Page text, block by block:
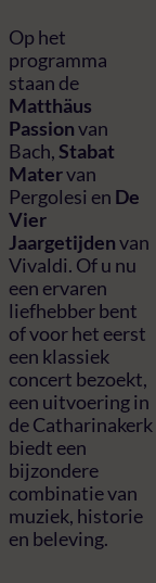
Op het
programma
staan de
Matthäus
Passionvan
Bach,Stabat
Matervan
Pergolesi en De
Vier
Jaargetijdenvan
Vivaldi. Of u nu
een ervaren
liefhebber bent
of voor het eerst
een klassiek
concert bezoekt,
een uitvoering in
de Catharinakerk
biedt een
bijzondere
combinatie van
muziek, historie
en beleving.